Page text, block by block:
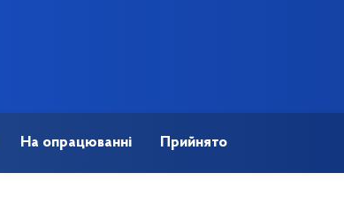
На опрацюванні Прийнято